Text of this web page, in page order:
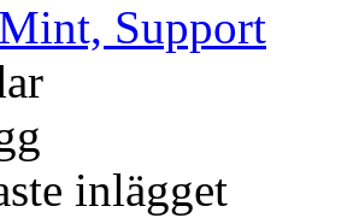
Support
inlägget